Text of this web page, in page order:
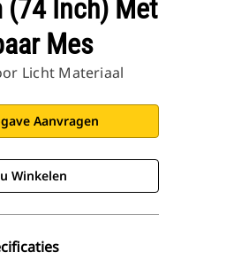
(74 Inch) Met
Mes
Licht Materiaal
Aanvragen
Winkelen